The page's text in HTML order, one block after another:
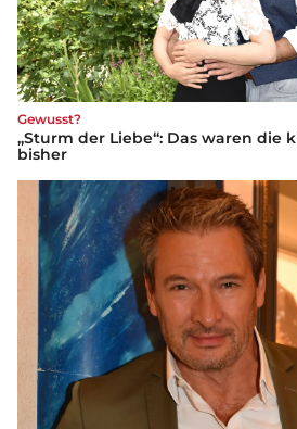
Gewusst?
„Sturm der Liebe“: Das waren die
bisher